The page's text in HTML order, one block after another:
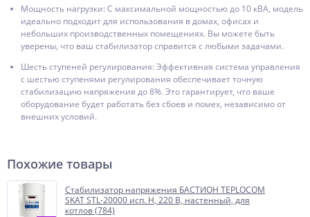
Мощность нагрузки: С максимальной мощностью до 10 кВА, модель
идеально подходит для использования в домах, офисах и
небольших производственных помещениях. Вы можете быть
уверены, что ваш стабилизатор справится с любыми задачами.
Шесть ступеней регулирования: Эффективная система управления
с шестью ступенями регулирования обеспечивает точную
стабилизацию напряжения до 8%. Это гарантирует, что ваше
оборудование будет работать без сбоев и помех, независимо от
внешних условий.
Похожие товары
Стабилизатор напряжения БАСТИОН TEPLOCOM
SKAT STL-20000 исп. Н, 220 В, настенный, для
котлов (784)